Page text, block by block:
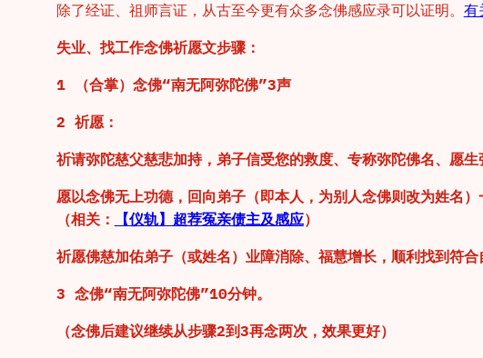
除了经证、祖师言证，从古至今更有众多念佛感应录可以证明。 有
失业、找工作念佛祈愿文步骤：
1 （合掌）念佛“南无阿弥陀佛”3声
2 祈愿：
祈请弥陀慈父慈悲加持，弟子信受您的救度、专称弥陀佛名、愿生
愿以念佛无上功德，回向弟子（即本人，为别人念佛则改为姓名
（相关：
【仪轨】超荐冤亲债主及感应）
祈愿佛慈加佑弟子（或姓名）业障消除、福慧增长，顺利找到符合
3 念佛“南无阿弥陀佛”10分钟。
（念佛后建议继续从步骤2到3再念两次，效果更好）